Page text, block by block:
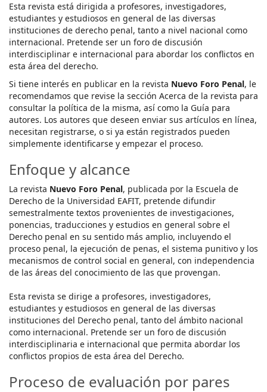
Esta revista está dirigida a profesores, investigadores,
estudiantes y estudiosos en general de las diversas
instituciones de derecho penal, tanto a nivel nacional como
internacional. Pretende ser un foro de discusión
interdisciplinar e internacional para abordar los conflictos en
esta área del derecho.
Si tiene interés en publicar en la revista Nuevo Foro Penal, le
recomendamos que revise la sección Acerca de la revista para
consultar la política de la misma, así como la Guía para
autores. Los autores que deseen enviar sus artículos en línea,
necesitan registrarse, o si ya están registrados pueden
simplemente identificarse y empezar el proceso.
Enfoque y alcance
La revista Nuevo Foro Penal, publicada por la Escuela de
Derecho de la Universidad EAFIT, pretende difundir
semestralmente textos provenientes de investigaciones,
ponencias, traducciones y estudios en general sobre el
Derecho penal en su sentido más amplio, incluyendo el
proceso penal, la ejecución de penas, el sistema punitivo y los
mecanismos de control social en general, con independencia
de las áreas del conocimiento de las que provengan.
Esta revista se dirige a profesores, investigadores,
estudiantes y estudiosos en general de las diversas
instituciones del Derecho penal, tanto del ámbito nacional
como internacional. Pretende ser un foro de discusión
interdisciplinaria e internacional que permita abordar los
conflictos propios de esta área del Derecho.
Proceso de evaluación por pares